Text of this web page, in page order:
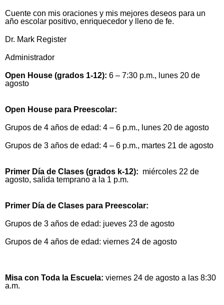
Cuente con mis oraciones y mis mejores deseos para un
año escolar positivo, enriquecedor y lleno de fe.
Dr. Mark Register
Administrador
Open House (grados 1-12): 6 – 7:30 p.m., lunes 20 de
agosto
Open House para Preescolar:
Grupos de 4 años de edad: 4 – 6 p.m., lunes 20 de agosto
Grupos de 3 años de edad: 4 – 6 p.m., martes 21 de agosto
Primer Día de Clases (grados k-12): miércoles 22 de
agosto, salida temprano a la 1 p.m.
Primer Día de Clases para Preescolar:
Grupos de 3 años de edad: jueves 23 de agosto
Grupos de 4 años de edad: viernes 24 de agosto
Misa con Toda la Escuela: viernes 24 de agosto a las 8:30
a.m.